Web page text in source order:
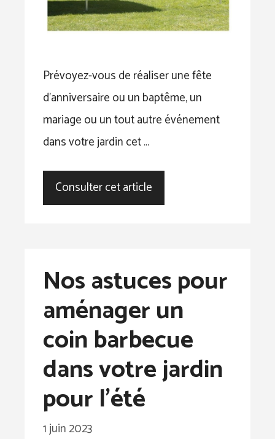
Prévoyez-vous de réaliser une fête
d’anniversaire ou un baptême, un
mariage ou un tout autre événement
dans votre jardin cet …
Consulter cet article
Nos astuces pour
aménager un
coin barbecue
dans votre jardin
pour l’été
1 juin 2023